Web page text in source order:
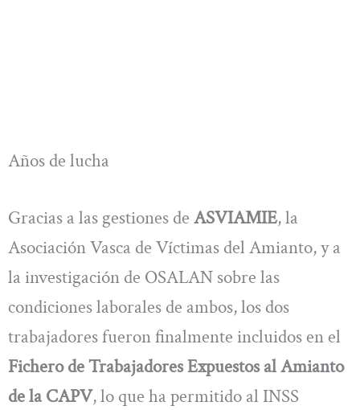
Años de lucha
Gracias a las gestiones de ASVIAMIE, la
Asociación Vasca de Víctimas del Amianto, y a
la investigación de OSALAN sobre las
condiciones laborales de ambos, los dos
trabajadores fueron finalmente incluidos en el
Fichero de Trabajadores Expuestos al Amianto
de la CAPV, lo que ha permitido al INSS